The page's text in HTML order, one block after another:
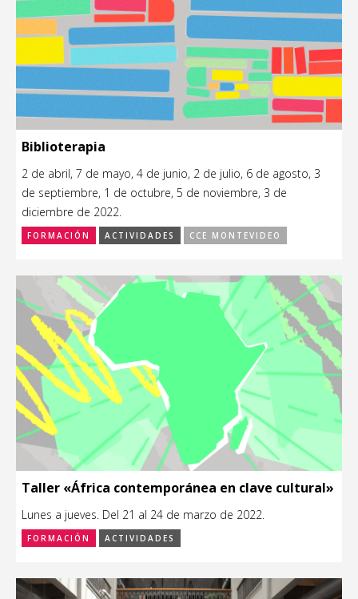
Biblioterapia
2 de abril, 7 de mayo, 4 de junio, 2 de julio, 6 de agosto, 3
de septiembre, 1 de octubre, 5 de noviembre, 3 de
diciembre de 2022.
FORMACIÓN ACTIVIDADES CCE MONTEVIDEO
Taller «África contemporánea en clave cultural»
Lunes a jueves. Del 21 al 24 de marzo de 2022.
FORMACIÓN ACTIVIDADES